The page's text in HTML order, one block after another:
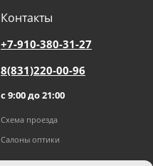
Контакты
+7-910-380-31-27
8(831)220-00-96
с 9:00 до 21:00
Схема проезда
Салоны оптики